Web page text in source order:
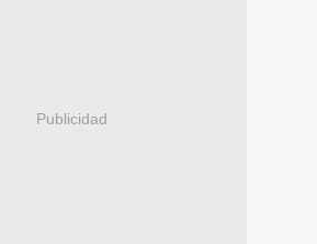
Publicidad